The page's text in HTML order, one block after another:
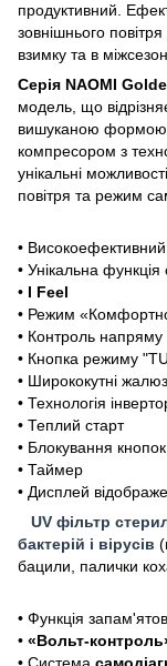
продуктивний.
зовнішнього
взимку та в
Серія NAOMI
модель, що
вишуканою формою
компресором з
унікальні
повітря та режим
•
• Унікальна
• I Feel
• Режим
• Контроль напряму
• Кнопка режиму
• Ширококутні
• Технологія
• Теплий старт
• Блокування
• Таймер
• Дисплей
UV фільтр
бактерій і вірусів
бацили, палички
• Функція
• «Вольт-